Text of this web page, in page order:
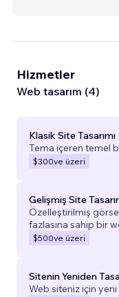
Hizmetler
Web tasarım (4)
Klasik Site Tasarımı
Tema içeren temel
$300ve üzeri
Gelişmiş Site
Özelleştirilmiş
fazlasına sahip bir
$500ve üzeri
Sitenin Yeniden
Web siteniz için yeni